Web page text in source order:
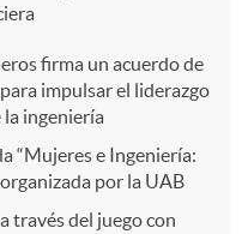
firma un acuerdo de
impulsar el liderazgo
ingeniería
“Mujeres e Ingeniería:
por la UAB
través del juego con